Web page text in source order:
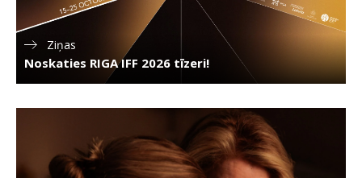
Ziņas
Noskaties RIGA IFF 2026 tīzeri!